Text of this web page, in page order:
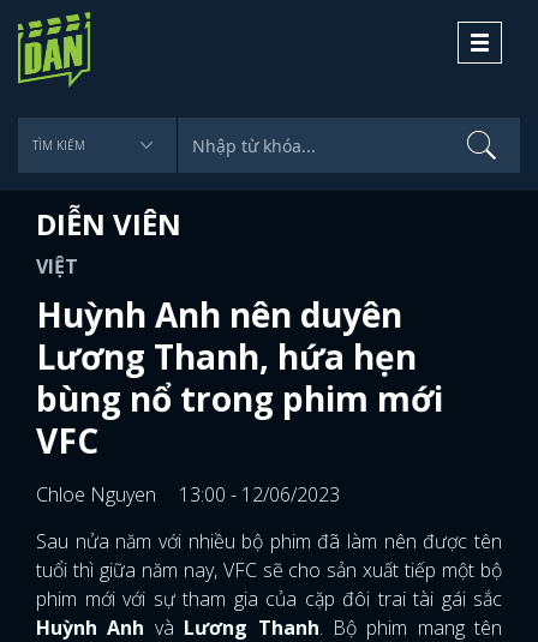
Toggle
DIỄN VIÊN
VIỆT
Huỳnh Anh nên duyên
Lương Thanh, hứa hẹn
bùng nổ trong phim mới
VFC
Chloe Nguyen
13:00 - 12/06/2023
Sau nửa năm với nhiều bộ phim đã làm nên được tên
tuổi thì giữa năm nay, VFC sẽ cho sản xuất tiếp một bộ
phim mới với sự tham gia của cặp đôi trai tài gái sắc
Huỳnh Anh và Lương Thanh. Bộ phim mang tên